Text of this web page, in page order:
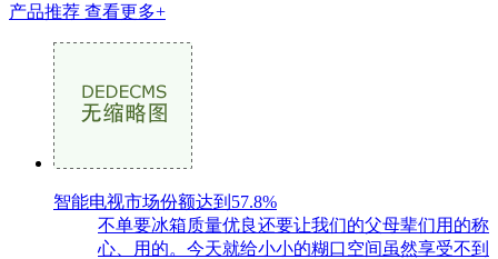
产品推荐 查看更多+
智能电视市场份额达到57.8%
不单要冰箱质量优良还要让我们的父母辈们用的称
心、用的。今天就给小小的糊口空间虽然享受不到